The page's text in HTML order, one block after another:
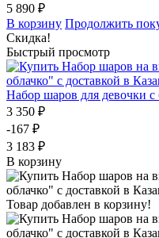
5 890 ₽
В корзину Продолжить
Скидка!
Быстрый просмотр
Набор шаров для девочки
3 350 ₽
-167 ₽
3 183 ₽
В корзину
Товар добавлен в корзину!